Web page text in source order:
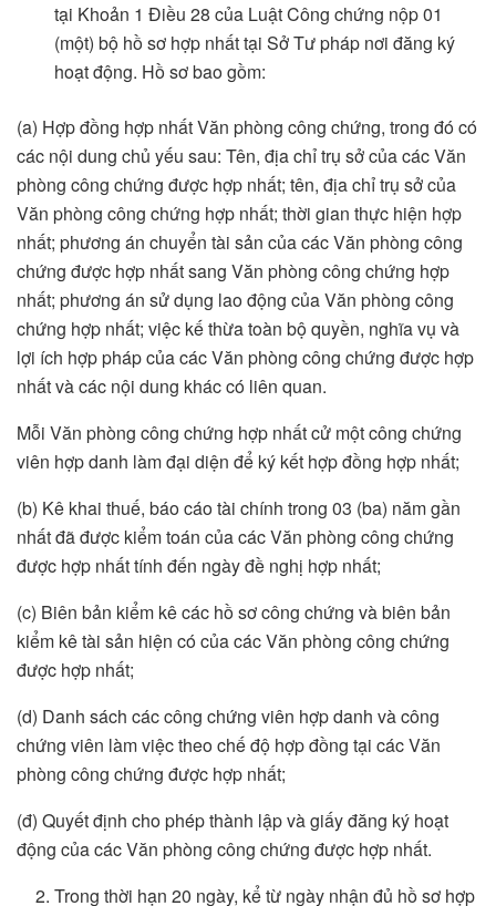
tại Khoản 1 Điều 28 của Luật Công chứng nộp 01
(một) bộ hồ sơ hợp nhất tại Sở Tư pháp nơi đăng ký
hoạt động. Hồ sơ bao gồm:
(a) Hợp đồng hợp nhất Văn phòng công chứng, trong đó có
các nội dung chủ yếu sau: Tên, địa chỉ trụ sở của các Văn
phòng công chứng được hợp nhất; tên, địa chỉ trụ sở của
Văn phòng công chứng hợp nhất; thời gian thực hiện hợp
nhất; phương án chuyển tài sản của các Văn phòng công
chứng được hợp nhất sang Văn phòng công chứng hợp
nhất; phương án sử dụng lao động của Văn phòng công
chứng hợp nhất; việc kế thừa toàn bộ quyền, nghĩa vụ và
lợi ích hợp pháp của các Văn phòng công chứng được hợp
nhất và các nội dung khác có liên quan.
Mỗi Văn phòng công chứng hợp nhất cử một công chứng
viên hợp danh làm đại diện để ký kết hợp đồng hợp nhất;
(b) Kê khai thuế, báo cáo tài chính trong 03 (ba) năm gần
nhất đã được kiểm toán của các Văn phòng công chứng
được hợp nhất tính đến ngày đề nghị hợp nhất;
(c) Biên bản kiểm kê các hồ sơ công chứng và biên bản
kiểm kê tài sản hiện có của các Văn phòng công chứng
được hợp nhất;
(d) Danh sách các công chứng viên hợp danh và công
chứng viên làm việc theo chế độ hợp đồng tại các Văn
phòng công chứng được hợp nhất;
(đ) Quyết định cho phép thành lập và giấy đăng ký hoạt
động của các Văn phòng công chứng được hợp nhất.
Trong thời hạn 20 ngày, kể từ ngày nhận đủ hồ sơ hợp